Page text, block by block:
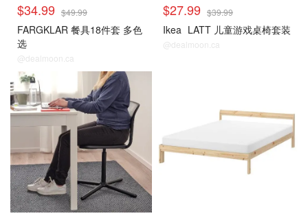
$34.99 $49.99
FARGKLAR 餐具18件套 多色
选
@dealmoon.ca
$27.99 $39.99
Ikea LATT 儿童游戏桌椅套装
@dealmoon.ca